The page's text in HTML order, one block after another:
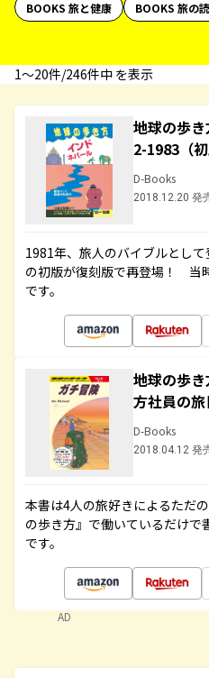
BOOKS 旅と健康
BOOKS 旅の
1〜20件/246件中 を表示
地球の歩
2-1983（初
D-Books
2018.12.20 発
1981年、旅人のバイブルとし
の初版が復刻版で再登場！ 当
です。
地球の歩
方社員の
D-Books
2018.04.12 発
本書は4人の旅好きによるただ
の歩き方』で働いているだけ
です。
AD